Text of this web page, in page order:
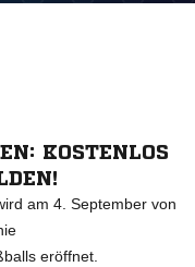
KOSTENLOS
am 4. September von
eröffnet.